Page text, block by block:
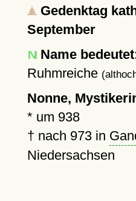
Gedenktag
September
Name
Ruhmreiche
Nonne,
* um 938
† nach 973in
Niedersachsen